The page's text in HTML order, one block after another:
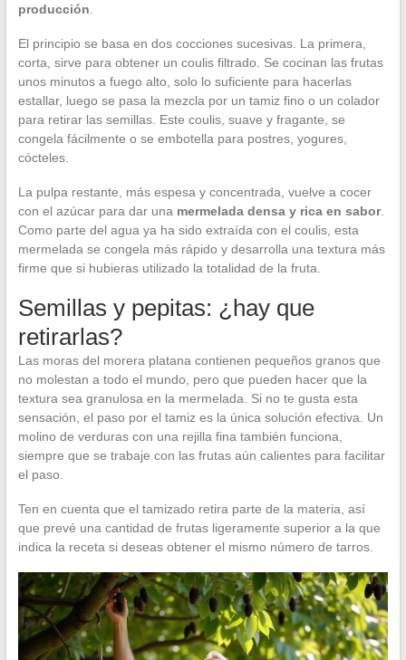
producción
El principio se basa en dos cocciones sucesivas. La primera,
corta, sirve para obtener un coulis filtrado. Se cocinan las frutas
unos minutos a fuego alto, solo lo suficiente para hacerlas
estallar, luego se pasa la mezcla por un tamiz fino o un colador
para retirar las semillas. Este coulis, suave y fragante, se
congela fácilmente o se embotella para postres, yogures,
cócteles.
La pulpa restante, más espesa y concentrada, vuelve a cocer
con el azúcar para dar una mermelada densa y rica en sabor.
Como parte del agua ya ha sido extraída con el coulis, esta
mermelada se congela más rápido y desarrolla una textura más
firme que si hubieras utilizado la totalidad de la fruta.
Semillas y pepitas: ¿hay que
retirarlas?
Las moras del morera platana contienen pequeños granos que
no molestan a todo el mundo, pero que pueden hacer que la
textura sea granulosa en la mermelada. Si no te gusta esta
sensación, el paso por el tamiz es la única solución efectiva. Un
molino de verduras con una rejilla fina también funciona,
siempre que se trabaje con las frutas aún calientes para facilitar
el paso.
Ten en cuenta que el tamizado retira parte de la materia, así
que prevé una cantidad de frutas ligeramente superior a la que
indica la receta si deseas obtener el mismo número de tarros.